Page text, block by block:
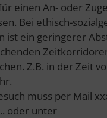
einen An- oder
Bei ethisch-
ist ein geringerer
Z.B. in der Zeit
muss per Mail
oder unter